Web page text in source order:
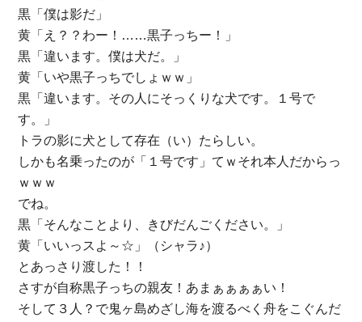
黒「僕は影だ」
黄「え？？わー！……黒子っちー！」
黒「違います。僕は犬だ。」
黄「いや黒子っちでしょｗｗ」
黒「違います。その人にそっくりな犬です。１号で
す。」
トラの影に犬として存在（い）たらしい。
しかも名乗ったのが「１号です」てｗそれ本人だからっ
ｗｗｗ
でね。
黒「そんなことより、きびだんごください。」
黄「いいっスよ～☆」（シャラ♪）
とあっさり渡した！！
さすが自称黒子っちの親友！あまぁぁぁぁい！
そして３人？で鬼ヶ島めざし海を渡るべく舟をこぐんだ